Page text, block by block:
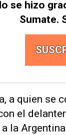
se hizo
Sumate.
a quien se
el
la